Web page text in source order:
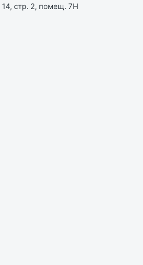
14, стр. 2, помещ. 7Н